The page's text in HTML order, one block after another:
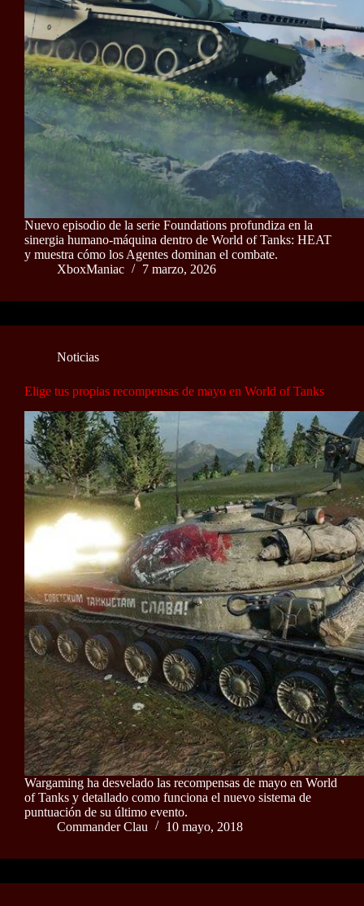
Nuevo episodio de la serie Foundations profundiza en la
sinergia humano‑máquina dentro de World of Tanks: HEAT
y muestra cómo los Agentes dominan el combate.
XboxManiac
7 marzo, 2026
Noticias
Elige tus propias recompensas de mayo en World of Tanks
Wargaming ha desvelado las recompensas de mayo en World
of Tanks y detallado como funciona el nuevo sistema de
puntuación de su último evento.
Commander Clau
10 mayo, 2018